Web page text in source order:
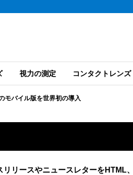
視力の測定 コンタクトレンズ
モバイル版を世界初の導入
リースやニュースレターをHTML